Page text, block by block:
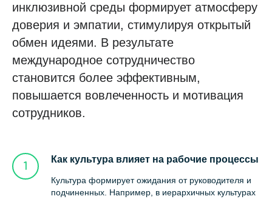
инклюзивной среды формирует атмосферу
доверия и эмпатии, стимулируя открытый
обмен идеями. В результате
международное сотрудничество
становится более эффективным,
повышается вовлеченность и мотивация
сотрудников.
Как культура влияет на рабочие процессы
Культура формирует ожидания от руководителя и
подчиненных. Например, в иерархичных культурах